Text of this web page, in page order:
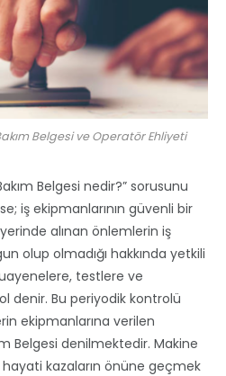
Belgesi ve Operatör Ehliyeti
Belgesi nedir?” sorusunu
iş ekipmanlarının güvenli bir
alınan önlemlerin iş
olup olmadığı hakkında yetkili
testlere ve
denir. Bu periyodik kontrolü
ekipmanlarına verilen
Belgesi denilmektedir. Makine
hayati kazaların önüne geçmek